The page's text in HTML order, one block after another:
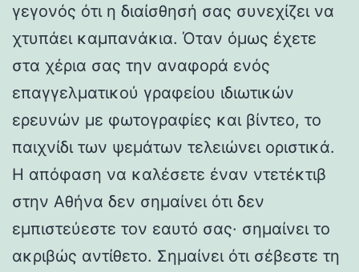
γεγονός ότι η διαίσθησή σας συνεχίζει να
χτυπάει καμπανάκια. Όταν όμως έχετε
στα χέρια σας την αναφορά ενός
επαγγελματικού γραφείου ιδιωτικών
ερευνών με φωτογραφίες και βίντεο, το
παιχνίδι των ψεμάτων τελειώνει οριστικά.
Η απόφαση να καλέσετε έναν ντετέκτιβ
στην Αθήνα δεν σημαίνει ότι δεν
εμπιστεύεστε τον εαυτό σας· σημαίνει το
ακριβώς αντίθετο. Σημαίνει ότι σέβεστε τη